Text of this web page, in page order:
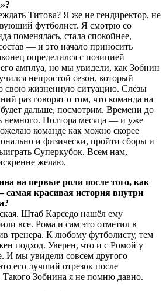
Титова? Я же не гендиректор, не
футболист. Я смотрю со
поменялась, стала спокойнее,
— и это начало приносить
определился с позицией
амплуа, но мы увидели, как Зобнин
непростой сезон, который
свою жизненную ситуацию. Слёзы
раз говорят о том, что команда на
дальше, посмотрим. Времени до
немного. Полтора месяца — и уже
команде как можно скорее
и физически, пройти сборы и
Суперкубок. Всем нам,
желаю.
на первые роли после того, как
самая красивая история внутри
Штаб Карседо нашёл ему
все. Рома и сам это отметил в
тренера. К любому футболисту, тем
подход. Уверен, что и с Ромой у
И мы увидели совсем другого
его лучший отрезок после
Зобнина я не помню давно.